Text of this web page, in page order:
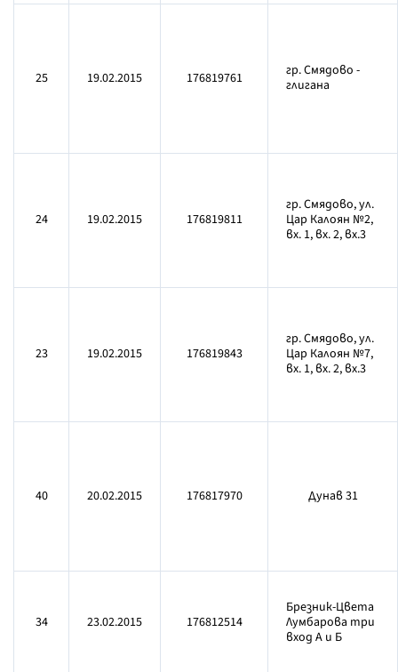
25 19.02.2015 176819761
гр. Смядово -
глигана
24 19.02.2015 176819811
гр. Смядово, ул.
Цар Калоян №2,
вх. 1, вх. 2, вх.3
23 19.02.2015 176819843
гр. Смядово, ул.
Цар Калоян №7,
вх. 1, вх. 2, вх.3
40 20.02.2015 176817970 Дунав 31
34 23.02.2015 176812514
Брезник-Цвета
Лумбарова три
вход А и Б